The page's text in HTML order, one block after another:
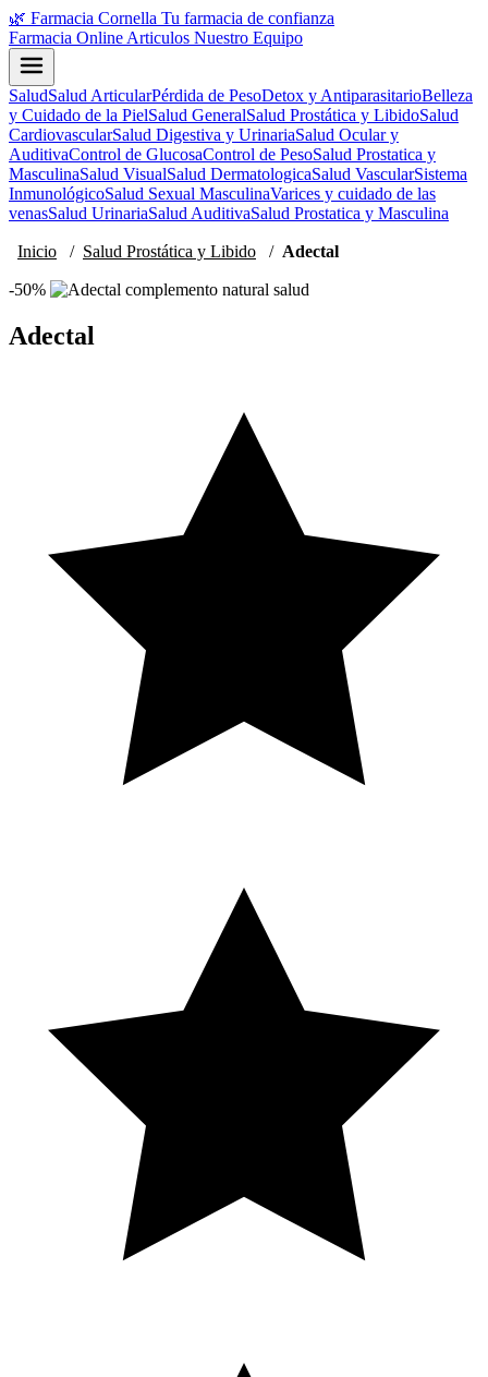
🌿 Farmacia Cornella Tu farmacia de confianza
Farmacia Online Articulos Nuestro Equipo
SaludSalud ArticularPérdida de PesoDetox y AntiparasitarioBelleza
y Cuidado de la PielSalud GeneralSalud Prostática y LibidoSalud
CardiovascularSalud Digestiva y UrinariaSalud Ocular y
AuditivaControl de GlucosaControl de PesoSalud Prostatica y
MasculinaSalud VisualSalud DermatologicaSalud VascularSistema
InmunológicoSalud Sexual MasculinaVarices y cuidado de las
venasSalud UrinariaSalud AuditivaSalud Prostatica y Masculina
Inicio / Salud Prostática y Libido / Adectal
-50%
Adectal